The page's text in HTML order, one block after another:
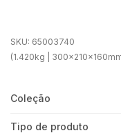
SKU: 65003740
(1.420kg |
Coleção
Tipo de produto